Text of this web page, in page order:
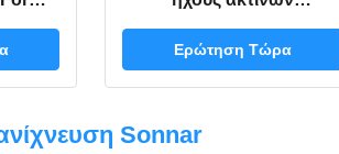
ρόλων υγιέστερες υψηλές
και μικρογράφηση
Ερώτηση Τώρα
Sonnar